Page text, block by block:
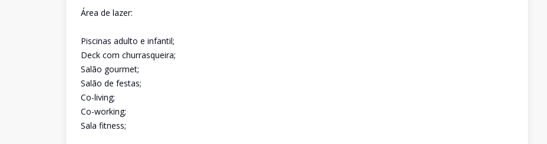
Área de lazer:
Piscinas adulto e infantil;
Deck com churrasqueira;
Salão gourmet;
Salão de festas;
Co-living;
Co-working;
Sala fitness;